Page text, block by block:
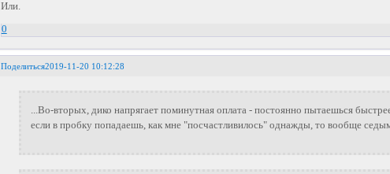
Или.
0
Поделиться2019-11-20 10:12:28
...Во-вторых, дико напрягает поминутная оплата - постоянно пытаешься
если в пробку попадаешь, как мне "посчастливилось" однажды, то вообще